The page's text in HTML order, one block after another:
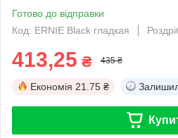
Готово до відправки
Код: ERNIE Black гладкая
413,25 ₴ 435 ₴
Економія 21.75 ₴